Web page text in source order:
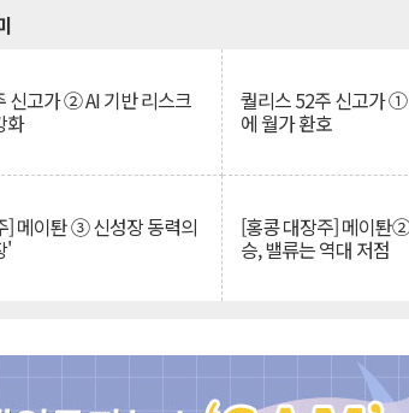
신고가 ② AI 기반 리스크
화
퀄리스 52주 신고가
에 월가 환호
] 메이퇀 ③ 신성장 동력의
'
[홍콩 대장주] 메이퇀
승, 밸류는 역대 저점